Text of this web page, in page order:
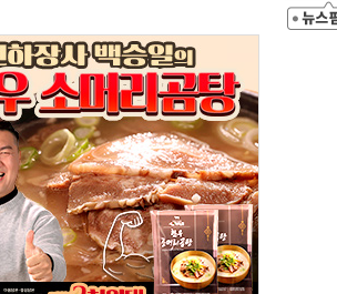
실화
강한 비 이어져
여 사망
티' 22개 과제 손본다
실종
연대로 목소리 내야"